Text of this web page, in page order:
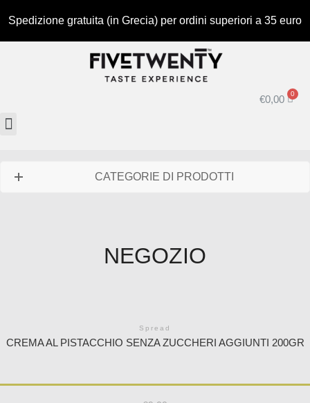
Spedizione gratuita (in Grecia) per ordini superiori a 35 euro
€0,00
CATEGORIE DI PRODOTTI
NEGOZIO
Spread
CREMA AL PISTACCHIO SENZA ZUCCHERI AGGIUNTI 200GR